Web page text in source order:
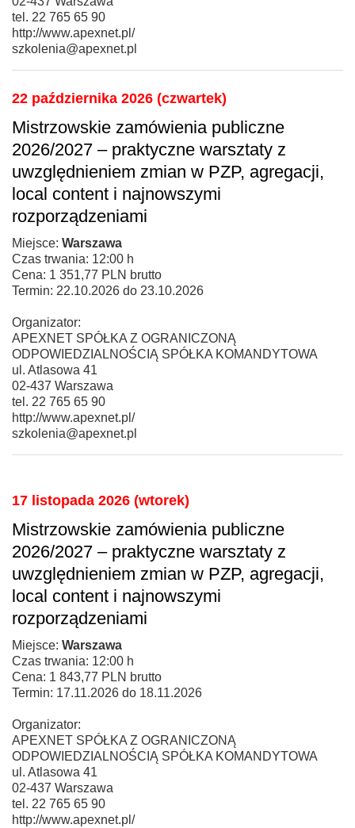
tel. 22 765 65 90
http://www.apexnet.pl/
szkolenia@apexnet.pl
22 października 2026 (czwartek)
Mistrzowskie zamówienia publiczne
2026/2027 – praktyczne warsztaty z
uwzględnieniem zmian w PZP, agregacji,
local content i najnowszymi
rozporządzeniami
Miejsce: Warszawa
Czas trwania: 12:00 h
Cena: 1 351,77 PLN brutto
Termin: 22.10.2026 do 23.10.2026
Organizator:
APEXNET SPÓŁKA Z OGRANICZONĄ
ODPOWIEDZIALNOŚCIĄ SPÓŁKA KOMANDYTOWA
ul. Atlasowa 41
02-437 Warszawa
tel. 22 765 65 90
http://www.apexnet.pl/
szkolenia@apexnet.pl
17 listopada 2026 (wtorek)
Mistrzowskie zamówienia publiczne
2026/2027 – praktyczne warsztaty z
uwzględnieniem zmian w PZP, agregacji,
local content i najnowszymi
rozporządzeniami
Miejsce: Warszawa
Czas trwania: 12:00 h
Cena: 1 843,77 PLN brutto
Termin: 17.11.2026 do 18.11.2026
Organizator:
APEXNET SPÓŁKA Z OGRANICZONĄ
ODPOWIEDZIALNOŚCIĄ SPÓŁKA KOMANDYTOWA
ul. Atlasowa 41
02-437 Warszawa
tel. 22 765 65 90
http://www.apexnet.pl/